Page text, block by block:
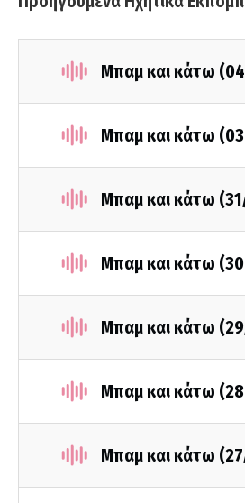
Μπαμ και κάτω
Μπαμ και κάτω
Μπαμ και κάτω
Μπαμ και κάτω
Μπαμ και κάτω
Μπαμ και κάτω
Μπαμ και κάτω